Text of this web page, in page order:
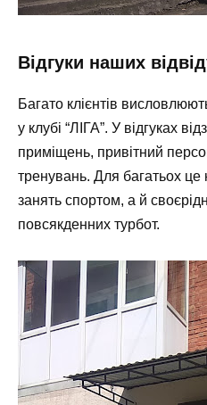
Відгуки наших
Багато клієнтів
у клубі “ЛІГА”. У відгуках
приміщень, привітний
тренувань. Для багатьох це
занять спортом, а й
повсякденних турбот.